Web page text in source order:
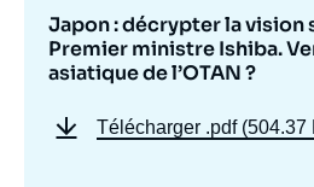
Japon : décrypter la vision
Premier ministre Ishiba.
asiatique de l’OTAN ?
Télécharger .pdf (504.37